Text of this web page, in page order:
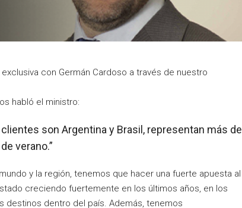
con Germán Cardoso a través de nuestro
habló el ministro:
son Argentina y Brasil, representan más del
verano.”
y la región, tenemos que hacer una fuerte apuesta al
creciendo fuertemente en los últimos años, en los
destinos dentro del país. Además, tenemos